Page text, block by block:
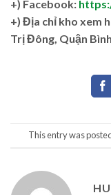
+) Facebook:
+) Địa chỉ kho xem
Trị Đông, Quận
This entry was